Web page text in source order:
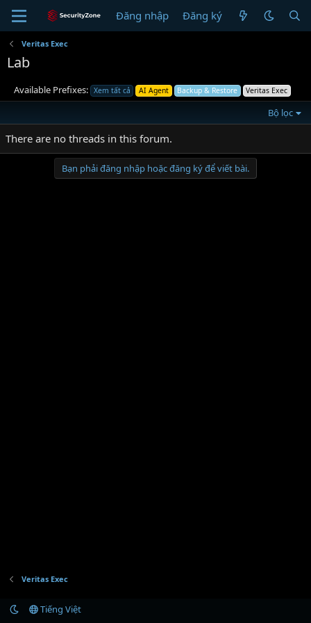
Đăng nhập Đăng ký
Veritas Exec
Lab
Available Prefixes: Xem tất cả AI Agent Backup & Restore Veritas Exec
Bộ lọc
There are no threads in this forum.
Bạn phải đăng nhập hoặc đăng ký để viết bài.
Veritas Exec
Tiếng Việt